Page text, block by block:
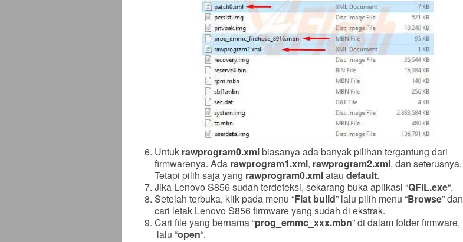
Untuk rawprogram0.xmlbiasanya ada banyak pilihan tergantung dari
firmwarenya. Ada rawprogram1.xml, rawprogram2.xml, dan seterusnya.
Tetapi pilih saja yang rawprogram0.xmlatau default.
Jika Lenovo S856 sudah terdeteksi, sekarang buka aplikasi “QFIL.exe“.
Setelah terbuka, klik pada menu “Flat build” lalu pilih menu “Browse” dan
cari letak Lenovo S856 firmware yang sudah di ekstrak.
Cari file yang bernama “prog_emmc_xxx.mbn” di dalam folder firmware,
lalu “open“.